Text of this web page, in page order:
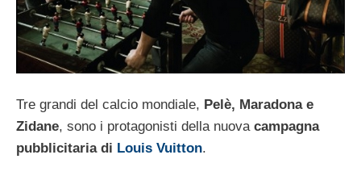
Tre grandi del calcio mondiale, Pelè, Maradona e
Zidane, sono i protagonisti della nuova campagna
pubblicitaria di Louis Vuitton.